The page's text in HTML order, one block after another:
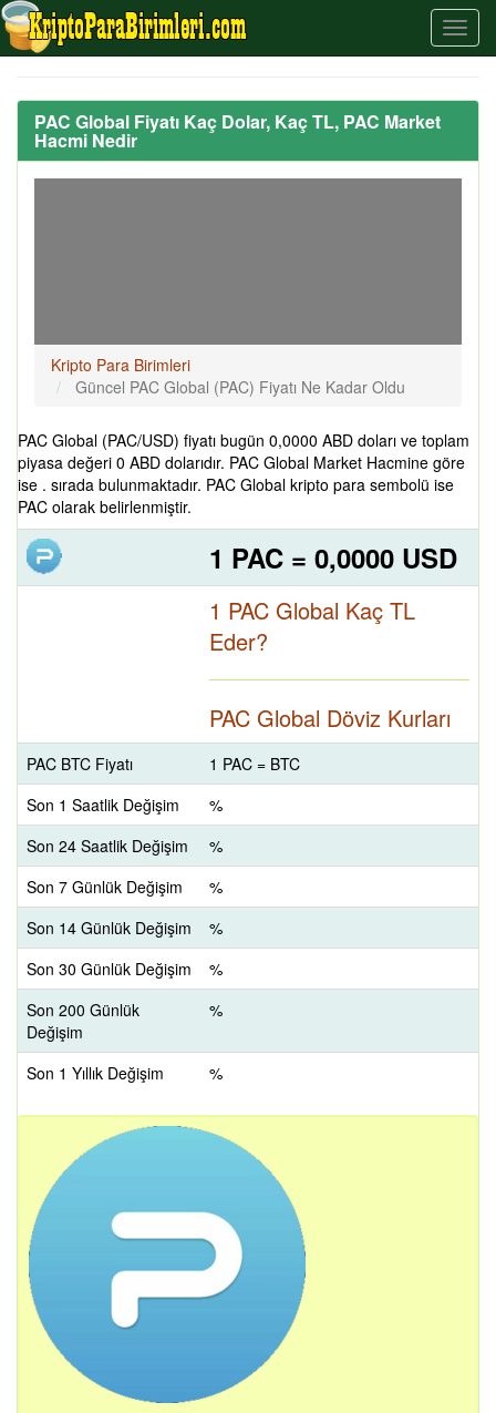
PAC Global Fiyatı Kaç Dolar, Kaç TL, PAC Market
Hacmi Nedir
Kripto Para Birimleri
Güncel PAC Global (PAC) Fiyatı Ne Kadar Oldu
PAC Global (PAC/USD) fiyatı bugün 0,0000 ABD doları ve toplam
piyasa değeri 0 ABD dolarıdır. PAC Global Market Hacmine göre
ise . sırada bulunmaktadır. PAC Global kripto para sembolü ise
PAC olarak belirlenmiştir.
1 PAC = 0,0000 USD
1 PAC Global Kaç TL
Eder?
PAC Global Döviz Kurları
PAC BTC Fiyatı
1 PAC = BTC
Son 1 Saatlik Değişim
%
Son 24 Saatlik Değişim
%
Son 7 Günlük Değişim
%
Son 14 Günlük Değişim
%
Son 30 Günlük Değişim
%
Son 200 Günlük
Değişim
%
Son 1 Yıllık Değişim %